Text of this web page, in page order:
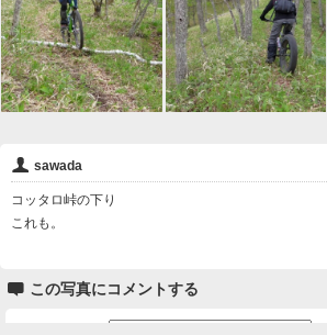
👤 sawada
コッタロ峠の下り
これも。
 この写真にコメントする